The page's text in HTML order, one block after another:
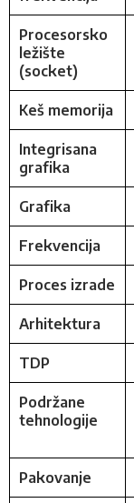
Procesorsko
ležište
(socket)
Keš memorija
Integrisana
grafika
Grafika
Frekvencija
Proces izrade
Arhitektura
TDP
Podržane
tehnologije
Pakovanje